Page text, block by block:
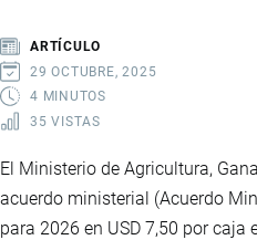
IMPULSARÁ
LA
ECONOMÍA
EMPLEO
ARTÍCULO
29 OCTUBRE, 2025
4 MINUTOS
35 VISTAS
El Ministerio de Agricultura,
acuerdo ministerial (Acuerdo
para 2026 en USD 7,50 por caja